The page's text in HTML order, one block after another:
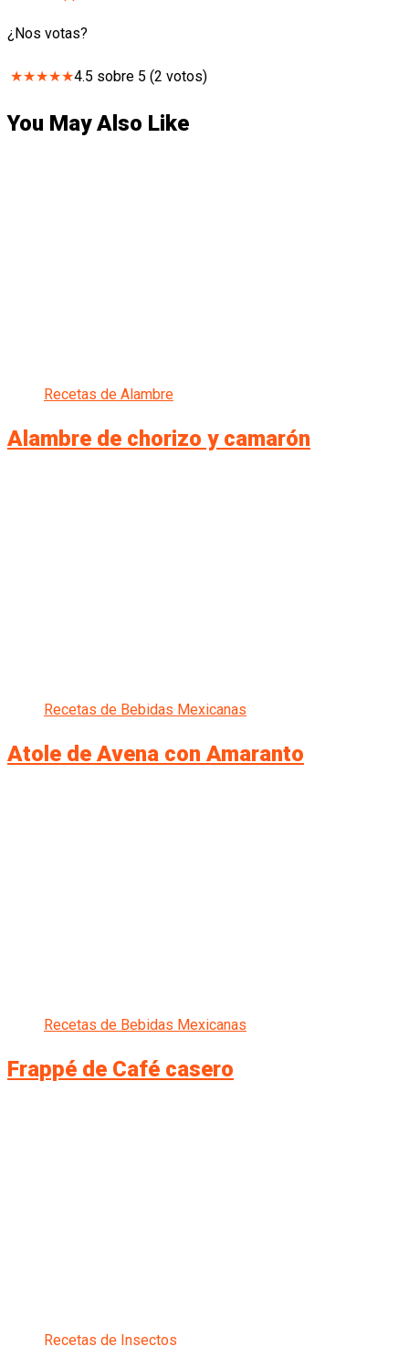
¿Nos votas?
★★★★★4.5 sobre 5 (2 votos)
You May Also Like
Recetas de Alambre
Alambre de chorizo y camarón
Recetas de Bebidas Mexicanas
Atole de Avena con Amaranto
Recetas de Bebidas Mexicanas
Frappé de Café casero
Recetas de Insectos